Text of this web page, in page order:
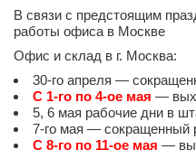
В связи с предстоящим
работы офиса в Москве
Офис и склад в г. Москва:
30-го апреля —
С 1-го по 4-ое мая —
5, 6 мая рабочие дни в
7-го мая — сокращенный
С 8-го по 11-ое мая —